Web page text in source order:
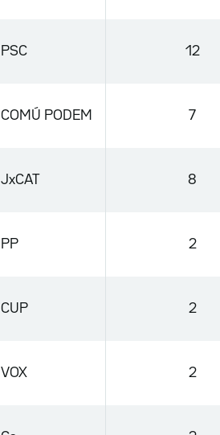
PSC 12
COMÚ PODEM 7
JxCAT 8
PP 2
CUP 2
VOX 2